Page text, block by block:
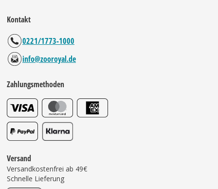
Kontakt
0221/1773-1000
info@zooroyal.de
Zahlungsmethoden
Versand
Versandkostenfrei ab 49€
Schnelle Lieferung